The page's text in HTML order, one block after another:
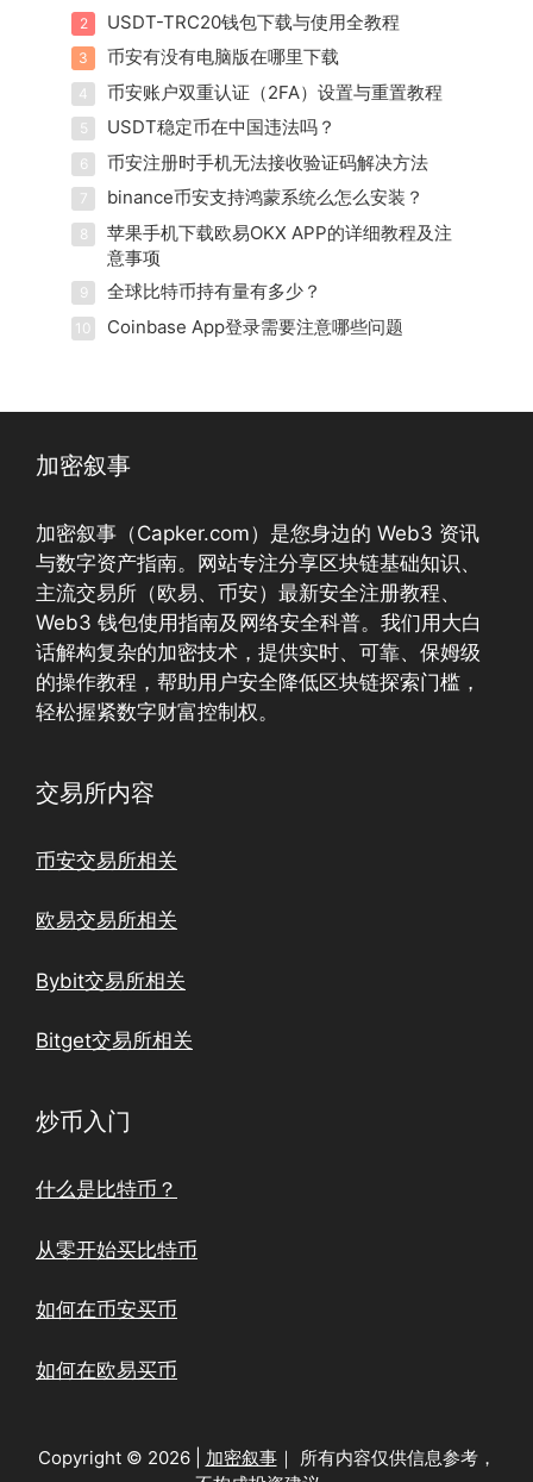
2 USDT-TRC20钱包下载与使用全教程
3 币安有没有电脑版在哪里下载
4 币安账户双重认证（2FA）设置与重置教程
5 USDT稳定币在中国违法吗？
6 币安注册时手机无法接收验证码解决方法
7 binance币安支持鸿蒙系统么怎么安装？
8
苹果手机下载欧易OKX APP的详细教程及注
意事项
9 全球比特币持有量有多少？
10 Coinbase App登录需要注意哪些问题
加密叙事
加密叙事（Capker.com）是您身边的 Web3 资讯
与数字资产指南。网站专注分享区块链基础知识、
主流交易所（欧易、币安）最新安全注册教程、
Web3 钱包使用指南及网络安全科普。我们用大白
话解构复杂的加密技术，提供实时、可靠、保姆级
的操作教程，帮助用户安全降低区块链探索门槛，
轻松握紧数字财富控制权。
交易所内容
币安交易所相关
欧易交易所相关
Bybit交易所相关
Bitget交易所相关
炒币入门
什么是比特币？
从零开始买比特币
如何在币安买币
如何在欧易买币
Copyright © 2026 | 加密叙事｜ 所有内容仅供信息参考，